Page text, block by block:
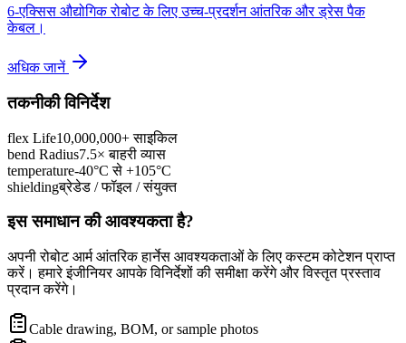
6-एक्सिस औद्योगिक रोबोट के लिए उच्च-प्रदर्शन आंतरिक और ड्रेस पैक
केबल।
अधिक जानें
तकनीकी विनिर्देश
flex Life10,000,000+ साइकिल
bend Radius7.5× बाहरी व्यास
temperature-40°C से +105°C
shieldingब्रेडेड / फॉइल / संयुक्त
इस समाधान की आवश्यकता है?
अपनी रोबोट आर्म आंतरिक हार्नेस आवश्यकताओं के लिए कस्टम कोटेशन प्राप्त
करें। हमारे इंजीनियर आपके विनिर्देशों की समीक्षा करेंगे और विस्तृत प्रस्ताव
प्रदान करेंगे।
Cable drawing, BOM, or sample photos